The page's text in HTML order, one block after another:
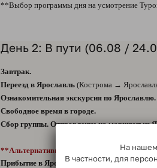
**Выбор программы дня на усмотрение
День 2: В пути (06.08 /
Завтрак.
Переезд в Ярославль (Кострома →
Ознакомительная экскурсия по Ярославлю.
Свободное время в городе.
Сбор группы. Отправление на маршрут из
**Альтернативный вариант программы дня:
Прибытие в Ярославль.
На нашем
В частности, для